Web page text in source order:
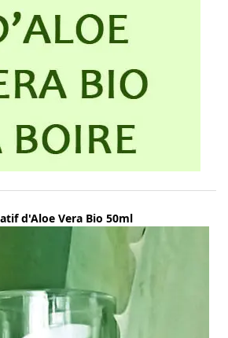
d'Aloe Vera Bio 50ml